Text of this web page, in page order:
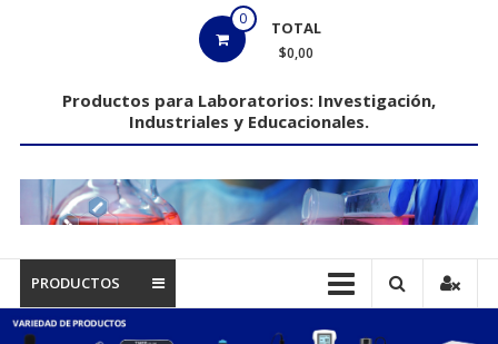
Laboratorios
Industriales
y
Educacionales.
0 TOTAL
$0,00
Productos para Laboratorios: Investigación,
Industriales y Educacionales.
PRODUCTOS